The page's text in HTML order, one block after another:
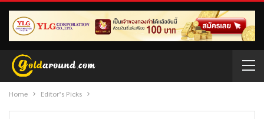
Home Editor’s Picks